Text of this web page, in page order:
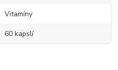
Vitamíny
60 kapslí